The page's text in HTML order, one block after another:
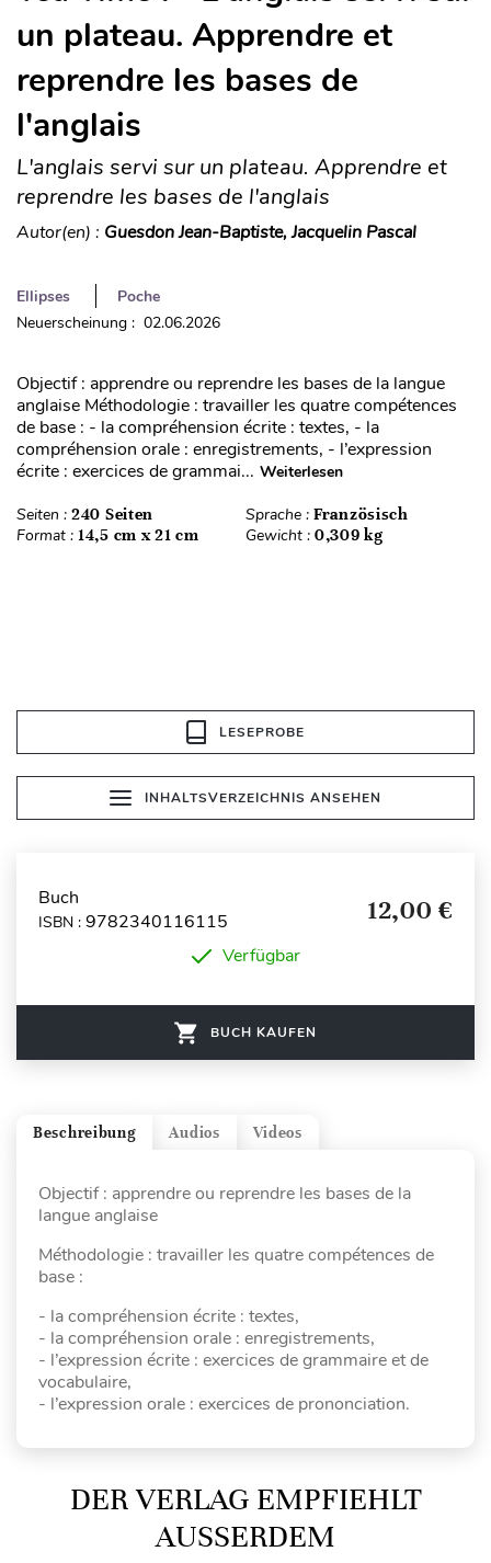
un plateau. Apprendre et
reprendre les bases de
l'anglais
L'anglais servi sur un plateau. Apprendre et
reprendre les bases de l'anglais
Autor(en) : Guesdon Jean-Baptiste, Jacquelin Pascal
Ellipses
Poche
Neuerscheinung : 02.06.2026
Objectif : apprendre ou reprendre les bases de la langue
anglaise Méthodologie : travailler les quatre compétences
de base : - la compréhension écrite : textes, - la
compréhension orale : enregistrements, - l’expression
écrite : exercices de grammai... Weiterlesen
Seiten : 240 Seiten Sprache : Französisch
Format : 14,5 cm x 21 cm Gewicht : 0,309 kg
LESEPROBE
INHALTSVERZEICHNIS ANSEHEN
Buch
ISBN : 9782340116115 12,00 €
Verfügbar
BUCH KAUFEN
Videos
Audios
Beschreibung
Objectif : apprendre ou reprendre les bases de la
langue anglaise
Méthodologie : travailler les quatre compétences de
base :
- la compréhension écrite : textes,
- la compréhension orale : enregistrements,
- l’expression écrite : exercices de grammaire et de
vocabulaire,
- l’expression orale : exercices de prononciation.
DER VERLAG EMPFIEHLT
AUSSERDEM